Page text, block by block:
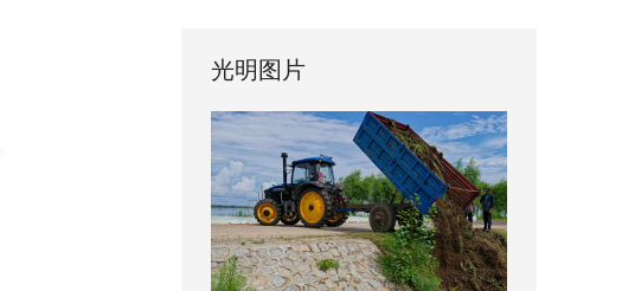
光明图片